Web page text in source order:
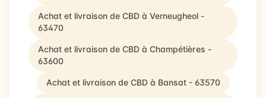
Achat et livraison de CBD à Verneugheol -
63470
Achat et livraison de CBD à Champétières -
63600
Achat et livraison de CBD à Bansat - 63570